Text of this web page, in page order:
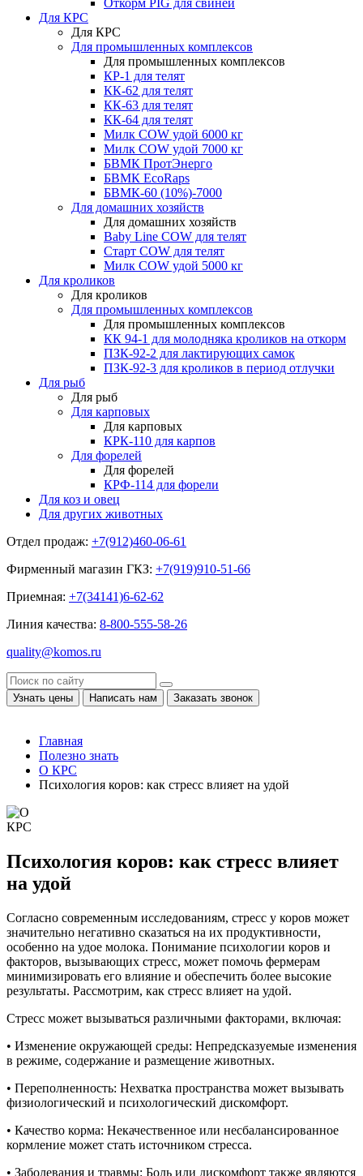
Откорм PIG для свиней
Для КРС
Для КРС
Для промышленных комплексов
Для промышленных комплексов
КР-1 для телят
КК-62 для телят
КК-63 для телят
КК-64 для телят
Милк COW удой 6000 кг
Милк COW удой 7000 кг
БВМК ПротЭнерго
БВМК EcoRaps
БВМК-60 (10%)-7000
Для домашних хозяйств
Для домашних хозяйств
Baby Line COW для телят
Старт COW для телят
Милк COW удой 5000 кг
Для кроликов
Для кроликов
Для промышленных комплексов
Для промышленных комплексов
КК 94-1 для молодняка кроликов на откорм
ПЗК-92-2 для лактирующих самок
ПЗК-92-3 для кроликов в период отлучки
Для рыб
Для рыб
Для карповых
Для карповых
КРК-110 для карпов
Для форелей
Для форелей
КРФ-114 для форели
Для коз и овец
Для других животных
Отдел продаж: +7(912)460-06-61
Фирменный магазин ГКЗ: +7(919)910-51-66
Приемная: +7(34141)6-62-62
Линия качества: 8-800-555-58-26
quality@komos.ru
Узнать цены Написать нам Заказать звонок
Главная
Полезно знать
О КРС
Психология коров: как стресс влияет на удой
Психология коров: как стресс влияет
на удой
Согласно современным исследованиям, стресс у коров может
значительно негативно сказаться на их продуктивности,
особенно на удое молока. Понимание психологии коров и
факторов, вызывающих стресс, может помочь фермерам
минимизировать его влияние и обеспечить более высокие
результаты. Рассмотрим, как стресс влияет на удой.
Стресс может вызываться различными факторами, включая:
• Изменение окружающей среды: Непредсказуемые изменения
в режиме, содержание и размещение животных.
• Переполненность: Нехватка пространства может вызывать
физиологический и психологический дискомфорт.
• Качество корма: Некачественное или несбалансированное
кормление может стать источником стресса.
• Заболевания и травмы: Боль или дискомфорт также являются